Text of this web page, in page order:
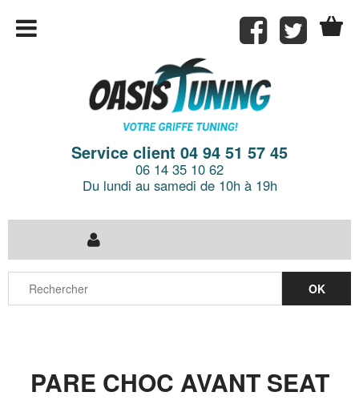
Service client 04 94 51 57 45
06 14 35 10 62
Du lundi au samedi de 10h à 19h
PARE CHOC AVANT SEAT